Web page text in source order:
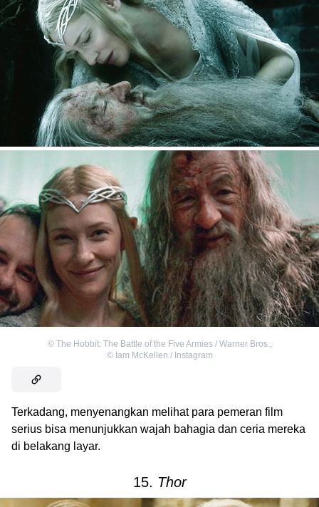
© The Hobbit: The Battle of the Five Armies / Warner Bros.,
© Iam McKellen / Instagram
Terkadang, menyenangkan melihat para pemeran film
serius bisa menunjukkan wajah bahagia dan ceria mereka
di belakang layar.
15. Thor